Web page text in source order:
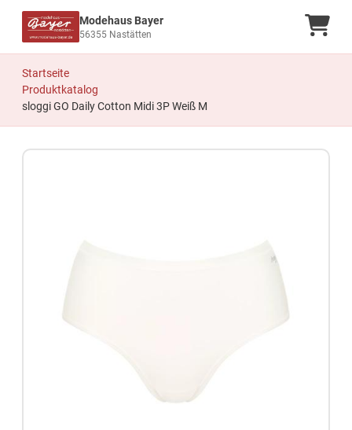
Modehaus Bayer
56355 Nastätten
Startseite
Produktkatalog
sloggi GO Daily Cotton Midi 3P Weiß M